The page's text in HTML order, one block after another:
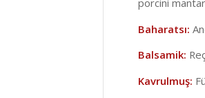
porcini
Baharatsı:
Balsamik:
Kavrulmuş: